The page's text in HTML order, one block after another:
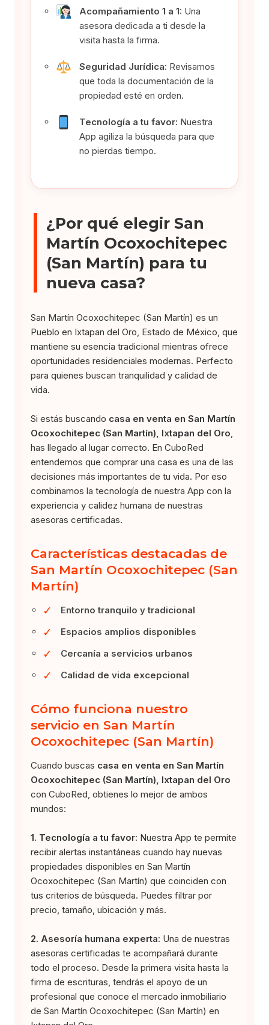
Acompañamiento 1 a 1: Una
asesora dedicada a ti desde la
visita hasta la firma.
Seguridad Jurídica: Revisamos
que toda la documentación de la
propiedad esté en orden.
Tecnología a tu favor: Nuestra
App agiliza la búsqueda para que
no pierdas tiempo.
¿Por qué elegir San
Martín Ocoxochitepec
(San Martín) para tu
nueva casa?
San Martín Ocoxochitepec (San Martín) es un
Pueblo en Ixtapan del Oro, Estado de México, que
mantiene su esencia tradicional mientras ofrece
oportunidades residenciales modernas. Perfecto
para quienes buscan tranquilidad y calidad de
vida.
Si estás buscando casa en venta en San Martín
Ocoxochitepec (San Martín), Ixtapan del Oro
has llegado al lugar correcto. En CuboRed
entendemos que comprar una casa es una de las
decisiones más importantes de tu vida. Por eso
combinamos la tecnología de nuestra App con la
experiencia y calidez humana de nuestras
asesoras certificadas.
Características destacadas de
San Martín Ocoxochitepec (San
Martín)
✓ Entorno tranquilo y tradicional
✓ Espacios amplios disponibles
✓ Cercanía a servicios urbanos
✓ Calidad de vida excepcional
Cómo funciona nuestro
servicio en San Martín
Ocoxochitepec (San Martín)
Cuando buscas casa en venta en San Martín
Ocoxochitepec (San Martín), Ixtapan del Oro
con CuboRed, obtienes lo mejor de ambos
mundos:
1. Tecnología a tu favor: Nuestra App te permite
recibir alertas instantáneas cuando hay nuevas
propiedades disponibles en San Martín
Ocoxochitepec (San Martín) que coinciden con
tus criterios de búsqueda. Puedes filtrar por
precio, tamaño, ubicación y más.
2. Asesoría humana experta: Una de nuestras
asesoras certificadas te acompañará durante
todo el proceso. Desde la primera visita hasta la
firma de escrituras, tendrás el apoyo de un
profesional que conoce el mercado inmobiliario
de San Martín Ocoxochitepec (San Martín) en